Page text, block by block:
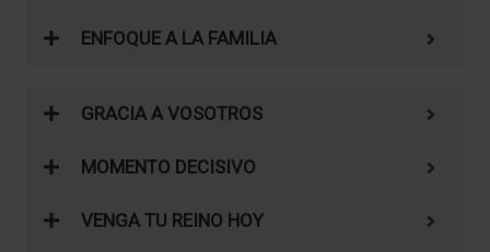
ENFOQUE A LA FAMILIA
GRACIA A VOSOTROS
MOMENTO DECISIVO
VENGA TU REINO HOY